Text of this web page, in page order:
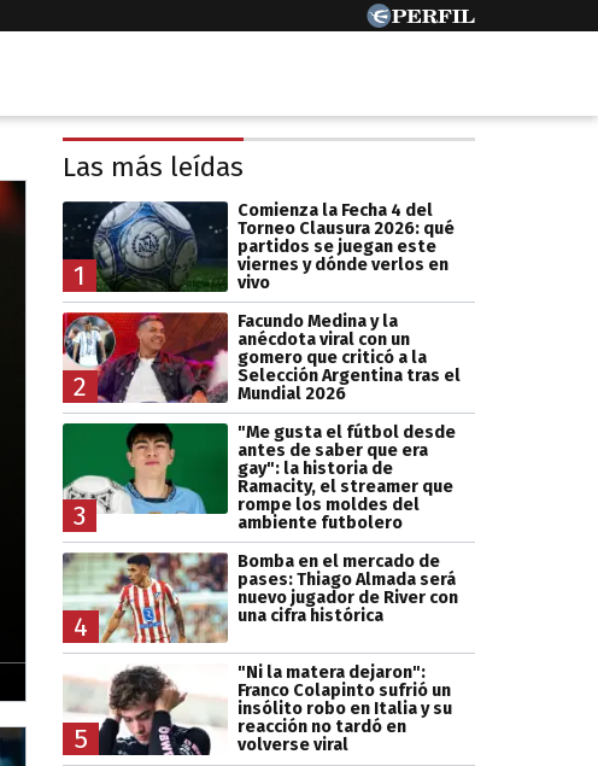
Las más leídas
1
Comienza la Fecha 4 del
Torneo Clausura 2026: qué
partidos se juegan este
viernes y dónde verlos en
vivo
2
Facundo Medina y la
anécdota viral con un
gomero que criticó a la
Selección Argentina tras el
Mundial 2026
3
"Me gusta el fútbol desde
antes de saber que era
gay": la historia de
Ramacity, el streamer que
rompe los moldes del
ambiente futbolero
4
Bomba en el mercado de
pases: Thiago Almada será
nuevo jugador de River con
una cifra histórica
5
"Ni la matera dejaron":
Franco Colapinto sufrió un
insólito robo en Italia y su
reacción no tardó en
volverse viral